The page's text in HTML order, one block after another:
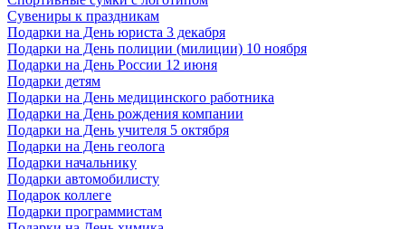
Сувениры к праздникам
Подарки на День юриста 3 декабря
Подарки на День полиции (милиции) 10 ноября
Подарки на День России 12 июня
Подарки детям
Подарки на День медицинского работника
Подарки на День рождения компании
Подарки на День учителя 5 октября
Подарки на День геолога
Подарки начальнику
Подарки автомобилисту
Подарок коллеге
Подарки программистам